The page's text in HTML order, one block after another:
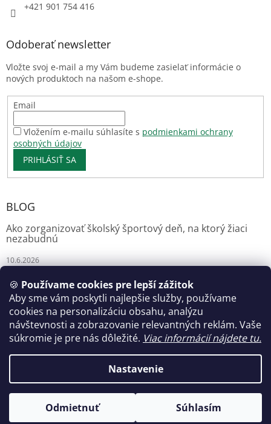
🍪 Používame cookies pre lepší zážitok
Aby sme vám poskytli najlepšie služby, používame
cookies na personalizáciu obsahu, analýzu
návštevnosti a zobrazovanie relevantných reklám. Vaše
súkromie je pre nás dôležité. Viac informácií nájdete tu.
Nastavenie
Odmietnuť Súhlasím
+421 901 754 416
Odoberať newsletter
Vložte svoj e-mail a my Vám budeme zasielať informácie o
nových produktoch na našom e-shope.
Email
Vložením e-mailu súhlasíte s podmienkami ochrany
osobných údajov
PRIHLÁSIŤ SA
BLOG
Ako zorganizovať školský športový deň, na ktorý žiaci
nezabudnú
10.6.2026
Florianshop
Copyright 2026Trofeje-Medaily. Všetky práva vyhradené.
Upraviť nastavenie cookies